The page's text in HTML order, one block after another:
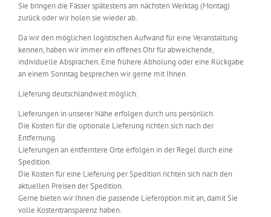
Sie bringen die Fässer spätestens am nächsten Werktag (Montag)
zurück oder wir holen sie wieder ab.
Da wir den möglichen logistischen Aufwand für eine Veranstaltung
kennen, haben wir immer ein offenes Ohr für abweichende,
individuelle Absprachen. Eine frühere Abholung oder eine Rückgabe
an einem Sonntag besprechen wir gerne mit Ihnen.
Lieferung deutschlandweit möglich:
Lieferungen in unserer Nähe erfolgen durch uns persönlich.
Die Kosten für die optionale Lieferung richten sich nach der
Entfernung.
Lieferungen an entferntere Orte erfolgen in der Regel durch eine
Spedition.
Die Kosten für eine Lieferung per Spedition richten sich nach den
aktuellen Preisen der Spedition.
Gerne bieten wir Ihnen die passende Lieferoption mit an, damit Sie
volle Kostentransparenz haben.